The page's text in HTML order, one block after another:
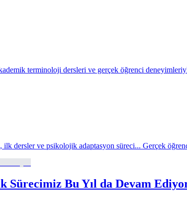
terminoloji dersleri ve gerçek öğrenci
ilk dersler ve psikolojik adaptasyon süreci... Gerçek
Sürecimiz Bu Yıl da Devam